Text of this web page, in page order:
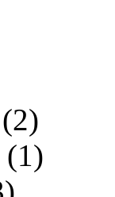
(2)
(1)